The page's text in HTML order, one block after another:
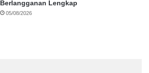
Berlangganan Lengkap
05/08/2026